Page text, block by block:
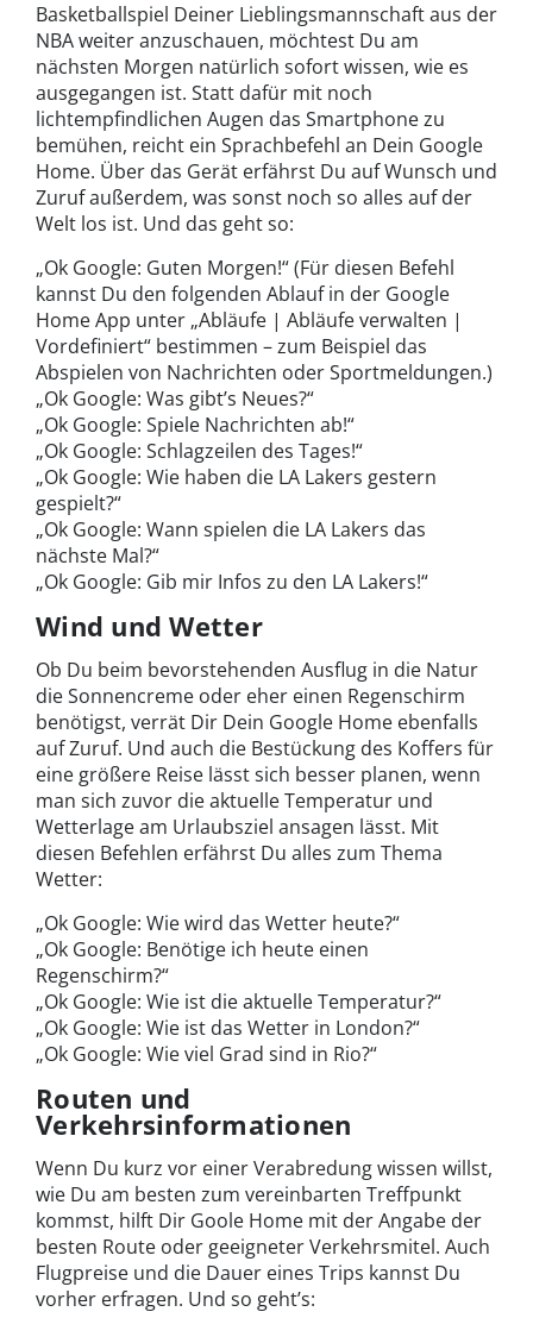
Basketballspiel Deiner Lieblingsmannschaft aus der
NBA weiter anzuschauen, möchtest Du am
nächsten Morgen natürlich sofort wissen, wie es
ausgegangen ist. Statt dafür mit noch
lichtempfindlichen Augen das Smartphone zu
bemühen, reicht ein Sprachbefehl an Dein Google
Home. Über das Gerät erfährst Du auf Wunsch und
Zuruf außerdem, was sonst noch so alles auf der
Welt los ist. Und das geht so:
„Ok Google: Guten Morgen!“ (Für diesen Befehl
kannst Du den folgenden Ablauf in der Google
Home App unter „Abläufe | Abläufe verwalten |
Vordefiniert“ bestimmen – zum Beispiel das
Abspielen von Nachrichten oder Sportmeldungen.)
„Ok Google: Was gibt’s Neues?“
„Ok Google: Spiele Nachrichten ab!“
„Ok Google: Schlagzeilen des Tages!“
„Ok Google: Wie haben die LA Lakers gestern
gespielt?“
„Ok Google: Wann spielen die LA Lakers das
nächste Mal?“
„Ok Google: Gib mir Infos zu den LA Lakers!“
Wind und Wetter
Ob Du beim bevorstehenden Ausflug in die Natur
die Sonnencreme oder eher einen Regenschirm
benötigst, verrät Dir Dein Google Home ebenfalls
auf Zuruf. Und auch die Bestückung des Koffers für
eine größere Reise lässt sich besser planen, wenn
man sich zuvor die aktuelle Temperatur und
Wetterlage am Urlaubsziel ansagen lässt. Mit
diesen Befehlen erfährst Du alles zum Thema
Wetter:
„Ok Google: Wie wird das Wetter heute?“
„Ok Google: Benötige ich heute einen
Regenschirm?“
„Ok Google: Wie ist die aktuelle Temperatur?“
„Ok Google: Wie ist das Wetter in London?“
„Ok Google: Wie viel Grad sind in Rio?“
Routen und
Verkehrsinformationen
Wenn Du kurz vor einer Verabredung wissen willst,
wie Du am besten zum vereinbarten Treffpunkt
kommst, hilft Dir Goole Home mit der Angabe der
besten Route oder geeigneter Verkehrsmitel. Auch
Flugpreise und die Dauer eines Trips kannst Du
vorher erfragen. Und so geht’s: